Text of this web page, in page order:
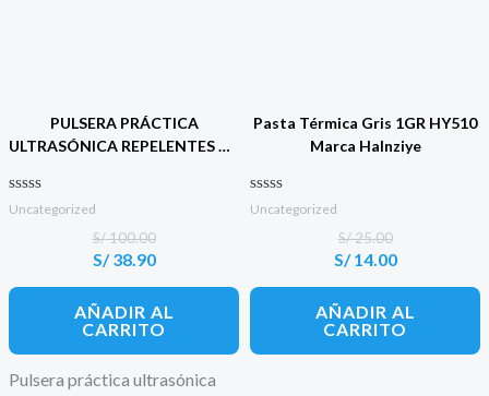
PULSERA PRÁCTICA
ULTRASÓNICA REPELENTES DE
Valorado con
Uncategorized
S/100.00
El
original
era:
S/ 100.00.
S/38.90
El
actual
es:
S/ 38.90.
AÑADIR AL
CARRITO
Pulsera práctica ultrasónica
Pasta Térmica Gris 1GR HY510
Marca Halnziye
Valorado con
Uncategorized
S/25.00
El
original
era:
S/ 25.00.
S/14.00
El
actual
es:
S/ 14.00.
AÑADIR AL
CARRITO